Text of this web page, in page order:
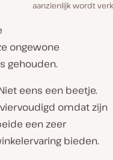
aanzienlijk wordt
ongewone
gehouden.
eens een beetje.
omdat zijn
een zeer
bieden.